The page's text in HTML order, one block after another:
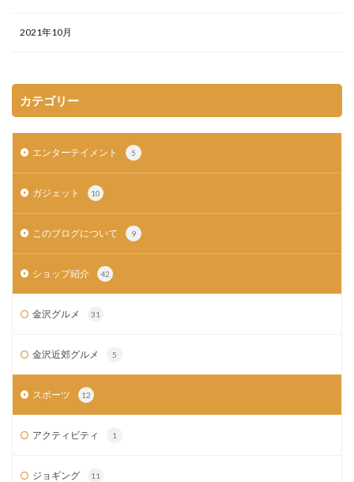
2021年10月
カテゴリー
エンターテイメント 5
ガジェット 10
このブログについて 9
ショップ紹介 42
金沢グルメ 31
金沢近郊グルメ 5
スポーツ 12
アクティビティ 1
ジョギング 11